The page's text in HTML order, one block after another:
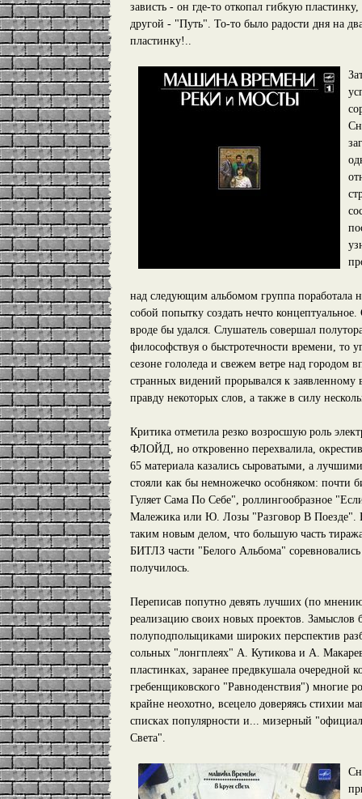
зависть - он где-то откопал гибкую
другой - "Путь". То-то было радости дня на
пластинку!..
над следующим альбомом группа поработала
собой попытку создать нечто
вроде бы удался. Слушатель совершал
философствуя о быстротечности времени, то
сезоне гололеда и свежем ветре над городом
странных видений прорывался к
правду некоторых слов, а также в силу
Критика отметила резко возросшую роль
ФЛОЙД, но откровенно перехвалила,
65 материала казались сыроватыми, а
стояли как бы немножечко особняком:
Гуляет Сама По Себе", роллингообразное
Малежика или Ю. Лозы "Разговор В Поезде".
таким новым делом, что большую часть
БИТЛЗ части "Белого Альбома"
получилось.
Переписав попутно девять лучших (по
реализацию своих новых проектов.
полуподполыциками широких перспектив
сольных "лонгплеях" А. Кутикова и А.
пластинках, заранее предвкушала очередной
гребенщиковского "Равноденствия") многие
крайне неохотно, всецело доверяясь стихии
списках популярности и... мизерный
Света".